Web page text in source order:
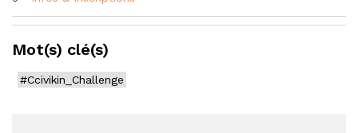
Mot(s) clé(s)
#Ccivikin_Challenge